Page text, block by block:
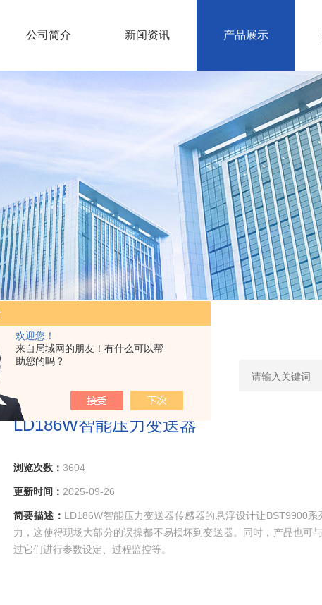
欢迎您！
来自局域网的朋友！有什么可以帮
助您的吗？
公司简介 新闻资讯 产品展示
LD186W智能压力变送器
浏览次数： 3604
更新时间： 2025-09-26
简要描述： LD186W智能压力变送器传感器的悬浮设计让BST9900
力，这使得现场大部分的误操都不易损坏到变送器。同时，产品也可
过它们进行参数设定、过程监控等。